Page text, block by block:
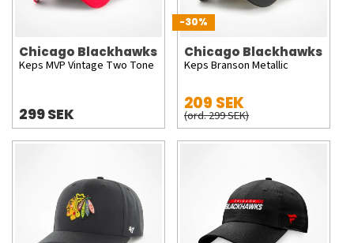
Chicago Blackhawks
Keps MVP Vintage Two Tone
299 SEK
-30%
Chicago Blackhawks
Keps Branson Metallic
209 SEK
(ord. 299 SEK)